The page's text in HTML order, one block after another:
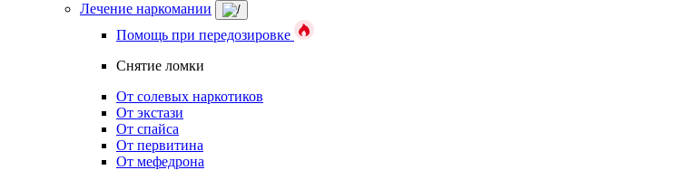
Лечение наркомании
Помощь при передозировке
Снятие ломки
От солевых наркотиков
От экстази
От спайса
От первитина
От мефедрона